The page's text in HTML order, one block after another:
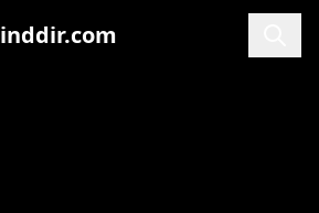
inddir.com